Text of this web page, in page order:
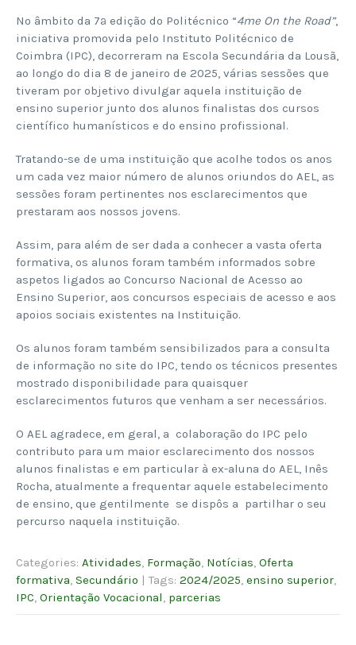
No âmbito da 7ª edição do Politécnico “4me On the Road”,
iniciativa promovida pelo Instituto Politécnico de
Coimbra (IPC), decorreram na Escola Secundária da Lousã,
ao longo do dia 8 de janeiro de 2025, várias sessões que
tiveram por objetivo divulgar aquela instituição de
ensino superior junto dos alunos finalistas dos cursos
científico humanísticos e do ensino profissional.
Tratando-se de uma instituição que acolhe todos os anos
um cada vez maior número de alunos oriundos do AEL, as
sessões foram pertinentes nos esclarecimentos que
prestaram aos nossos jovens.
Assim, para além de ser dada a conhecer a vasta oferta
formativa, os alunos foram também informados sobre
aspetos ligados ao Concurso Nacional de Acesso ao
Ensino Superior, aos concursos especiais de acesso e aos
apoios sociais existentes na Instituição.
Os alunos foram também sensibilizados para a consulta
de informação no site do IPC, tendo os técnicos presentes
mostrado disponibilidade para quaisquer
esclarecimentos futuros que venham a ser necessários.
O AEL agradece, em geral, a colaboração do IPC pelo
contributo para um maior esclarecimento dos nossos
alunos finalistas e em particular à ex-aluna do AEL, Inês
Rocha, atualmente a frequentar aquele estabelecimento
de ensino, que gentilmente se dispôs a partilhar o seu
percurso naquela instituição.
Categories: Atividades Formação Notícias Oferta
formativa Secundário | Tags: 2024/2025 ensino superior
IPC Orientação Vocacional parcerias